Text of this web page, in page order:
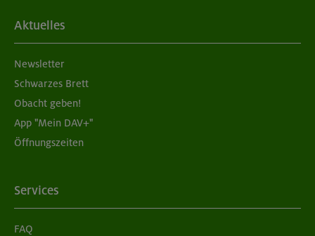
Aktuelles
Newsletter
Schwarzes Brett
Obacht geben!
App "Mein DAV+"
Öffnungszeiten
Services
FAQ